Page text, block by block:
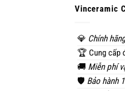
Vinceramic
💎 Chính
🏆 Cung cấp
🚚 Miễn phí
🛡️ Bảo hành